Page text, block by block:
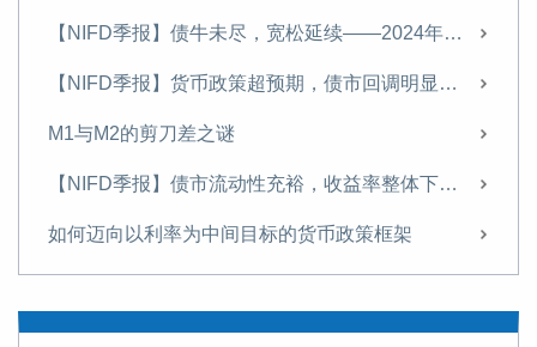
【NIFD季报】债牛未尽，宽松延续——2024年度债券市场
【NIFD季报】货币政策超预期，债市回调明显——2024Q3债券市场
M1与M2的剪刀差之谜
【NIFD季报】债市流动性充裕，收益率整体下行——2024Q2债券市场
如何迈向以利率为中间目标的货币政策框架
专访彭兴韵：货币政策进入转型时刻，“中国版QE”没有必要